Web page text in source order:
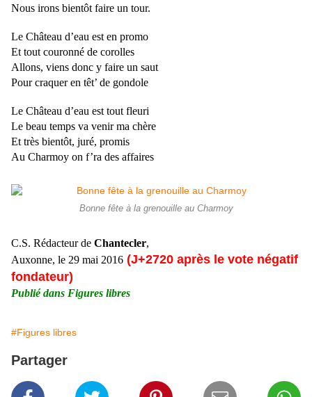
Nous irons bientôt faire un tour.
Le Château d’eau est en promo
Et tout couronné de corolles
Allons, viens donc y faire un saut
Pour craquer en têt’ de gondole
Le Château d’eau est tout fleuri
Le beau temps va venir ma chère
Et très bientôt, juré, promis
Au Charmoy on f’ra des affaires
Bonne fête à la grenouille au Charmoy
C.S. Rédacteur de Chantecler,
Auxonne, le 29 mai 2016 (J+2720 après le vote négatif
fondateur)
Publié dans Figures libres
#Figures libres
Partager